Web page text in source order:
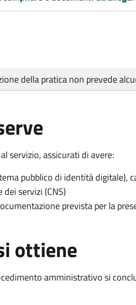
della pratica non prevede
servizio, assicurati di avere:
pubblico di identità digitale),
dei servizi (CNS)
prevista per la
ottiene
amministrativo si